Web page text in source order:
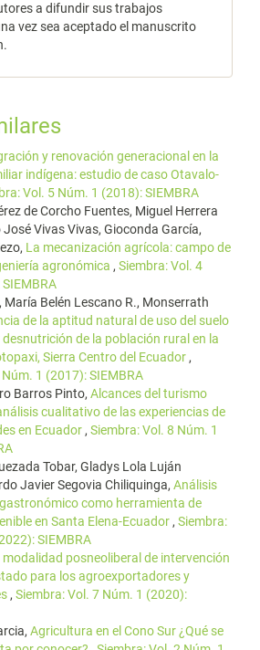
a difundir sus trabajos
vez sea aceptado el manuscrito
y renovación generacional en la
indígena: estudio de caso Otavalo-
Vol. 5 Núm. 1 (2018): SIEMBRA
de Corcho Fuentes, Miguel Herrera
José Vivas Vivas, Gioconda García,
La mecanización agrícola: campo de
agronómica , Siembra: Vol. 4
María Belén Lescano R., Monserrath
de la aptitud natural de uso del suelo
de la población rural en la
Sierra Centro del Ecuador ,
1 (2017): SIEMBRA
Barros Pinto, Alcances del turismo
cualitativo de las experiencias de
en Ecuador , Siembra: Vol. 8 Núm. 1
Tobar, Gladys Lola Luján
Javier Segovia Chiliquinga, Análisis
como herramienta de
en Santa Elena-Ecuador , Siembra:
SIEMBRA
modalidad posneoliberal de intervención
para los agroexportadores y
, Siembra: Vol. 7 Núm. 1 (2020):
Agricultura en el Cono Sur ¿Qué se